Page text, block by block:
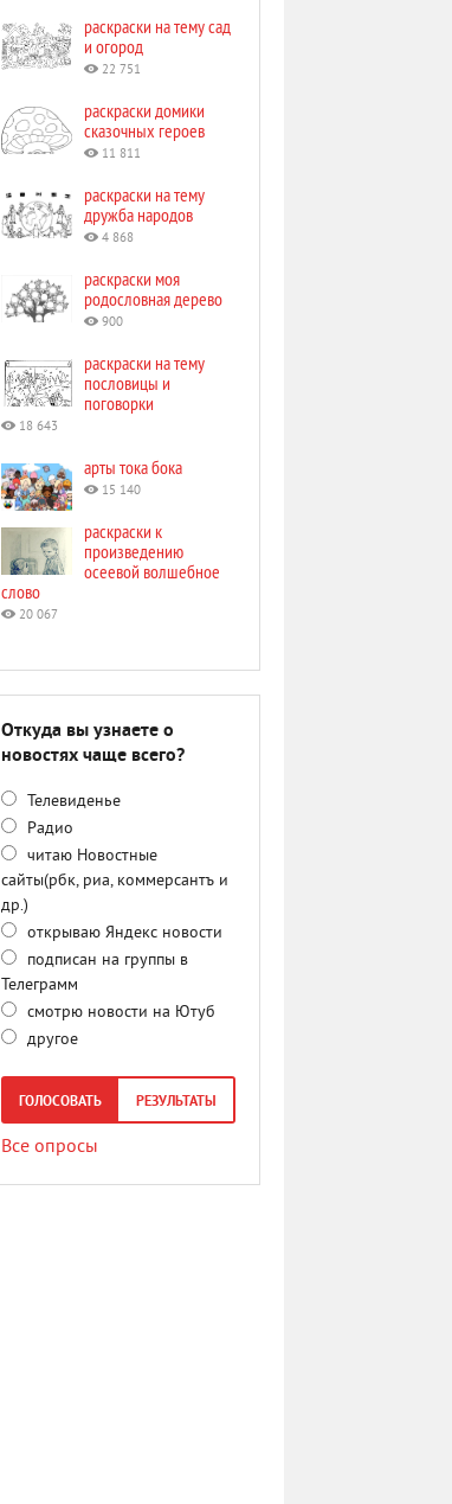
раскраски на тему сад
и огород
22 751
раскраски домики
сказочных героев
11 811
раскраски на тему
дружба народов
4 868
раскраски моя
родословная дерево
900
раскраски на тему
пословицы и
поговорки
18 643
арты тока бока
15 140
раскраски к
произведению
осеевой волшебное
слово
20 067
Откуда вы узнаете о
новостях чаще всего?
Телевиденье
Радио
читаю Новостные
сайты(рбк, риа, коммерсантъ и
др.)
открываю Яндекс новости
подписан на группы в
Телеграмм
смотрю новости на Ютуб
другое
ГОЛОСОВАТЬ РЕЗУЛЬТАТЫ
Все опросы